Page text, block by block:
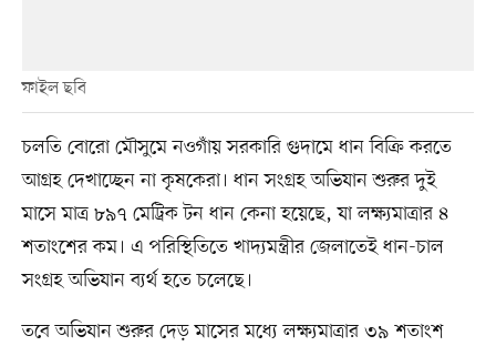
ফাইল ছবি
চলতি বোরো মৌসুমে নওগাঁয় সরকারি গুদামে ধান বিক্রি করতে
আগ্রহ দেখাচ্ছেন না কৃষকেরা। ধান সংগ্রহ অভিযান শুরুর দুই
মাসে মাত্র ৮৯৭ মেট্রিক টন ধান কেনা হয়েছে, যা লক্ষ্যমাত্রার ৪
শতাংশের কম। এ পরিস্থিতিতে খাদ্যমন্ত্রীর জেলাতেই ধান-চাল
সংগ্রহ অভিযান ব্যর্থ হতে চলেছে।
তবে অভিযান শুরুর দেড় মাসের মধ্যে লক্ষ্যমাত্রার ৩৯ শতাংশ